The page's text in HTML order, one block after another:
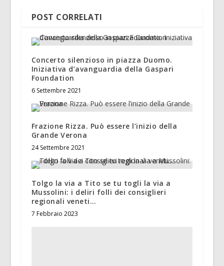
POST CORRELATI
Concerto silenzioso in piazza Duomo.
Iniziativa d’avanguardia della Gaspari
Foundation
6 Settembre 2021
Frazione Rizza. Può essere l’inizio della
Grande Verona
24 Settembre 2021
Tolgo la via a Tito se tu togli la via a
Mussolini: i deliri folli dei consiglieri
regionali veneti…
7 Febbraio 2023